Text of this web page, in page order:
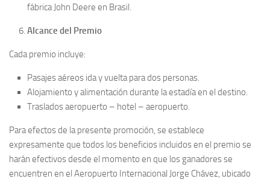
fábrica John Deere en Brasil.
Alcance del Premio
Cada premio incluye:
Pasajes aéreos ida y vuelta para dos personas.
Alojamiento y alimentación durante la estadía en el destino.
Traslados aeropuerto – hotel – aeropuerto.
Para efectos de la presente promoción, se establece
expresamente que todos los beneficios incluidos en el premio se
harán efectivos desde el momento en que los ganadores se
encuentren en el Aeropuerto Internacional Jorge Chávez, ubicado